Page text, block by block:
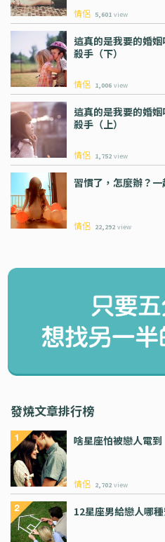
情侶 5,601 view
這真的是我要的婚
殺手（下）
情侶 1,006 view
這真的是我要的婚
殺手（上）
情侶 1,752 view
習慣了，怎麼辦？一
情侶 22,292 view
發燒文章排行榜
啥星座怕被戀人電到
情侶 2,702 view
12星座男給戀人哪